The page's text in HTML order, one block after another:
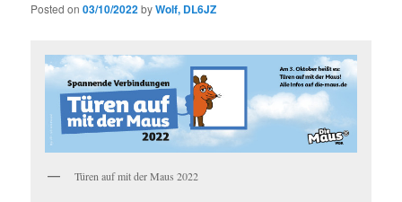
Posted on03/10/2022byWolf, DL6JZ
Türen auf mit der Maus 2022